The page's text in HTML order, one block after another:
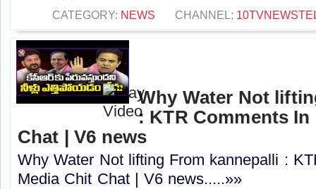
CATEGORY: NEWS CHANNEL:
Why Water Not
: KTR Comments
Chat | V6 news
Why Water Not lifting From kannepalli :
Media Chit Chat | V6 news.....»»